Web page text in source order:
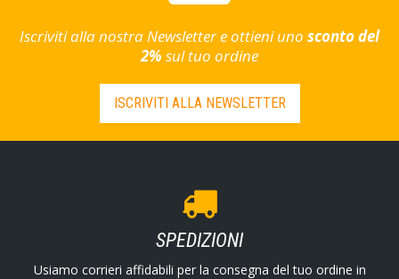
Iscriviti alla nostra Newsletter e ottieni uno sconto del
2% sul tuo ordine
ISCRIVITI ALLA NEWSLETTER
SPEDIZIONI
Usiamo corrieri affidabili per la consegna del tuo ordine in